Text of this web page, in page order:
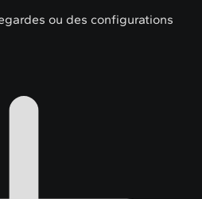
ou des configurations